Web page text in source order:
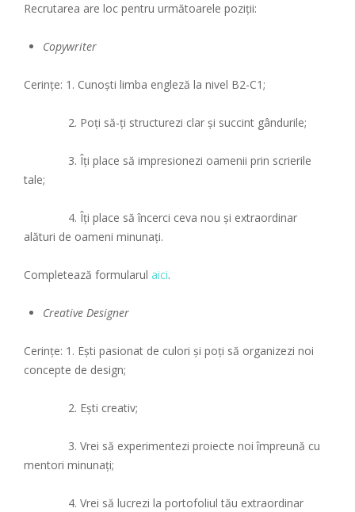
Recrutarea are loc pentru următoarele poziții:
Copywriter
Cerințe: 1. Cunoști limba engleză la nivel B2-C1;
2. Poți să-ți structurezi clar și succint gândurile;
3. Îți place să impresionezi oamenii prin scrierile
tale;
4. Îți place să încerci ceva nou și extraordinar
alături de oameni minunați.
Completează formularul aici.
Creative Designer
Cerințe: 1. Ești pasionat de culori și poți să organizezi noi
concepte de design;
2. Ești creativ;
3. Vrei să experimentezi proiecte noi împreună cu
mentori minunați;
4. Vrei să lucrezi la portofoliul tău extraordinar